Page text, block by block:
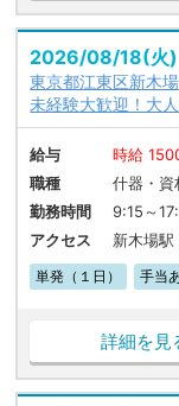
2026/08/18(火)
東京都江東区新木場
未経験大歓迎！大
給与
時給
職種
什器・資
勤務時間
9:15～
アクセス
新木場
単発（１日） 手当
詳細を見